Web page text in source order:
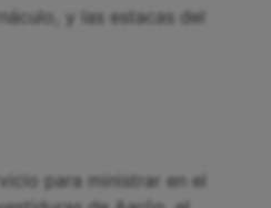
y las estacas del
para ministrar en el